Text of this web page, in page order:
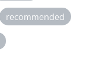
recommended